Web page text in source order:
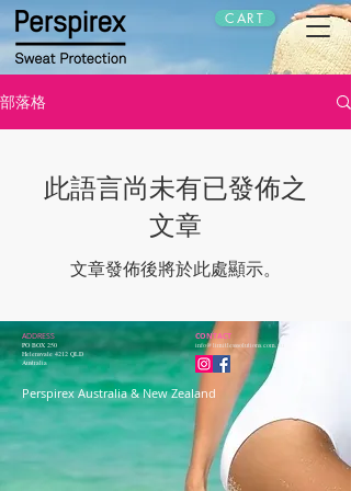
CART
部落格
此語言尚未有已發佈之
文章
文章發佈後將於此處顯示。
ADDRESS
PO BOX 250
Helensvale 4212 QLD
Australia
CONTACT
info@limitlesssolutions.com.au
Perspirex Australia & New Zealand